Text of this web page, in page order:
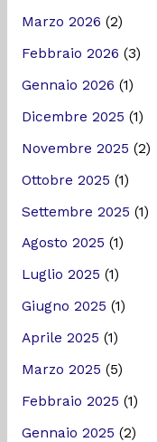
Marzo 2026 (2)
Febbraio 2026 (3)
Gennaio 2026 (1)
Dicembre 2025 (1)
Novembre 2025 (2)
Ottobre 2025 (1)
Settembre 2025 (1)
Agosto 2025 (1)
Luglio 2025 (1)
Giugno 2025 (1)
Aprile 2025 (1)
Marzo 2025 (5)
Febbraio 2025 (1)
Gennaio 2025 (2)